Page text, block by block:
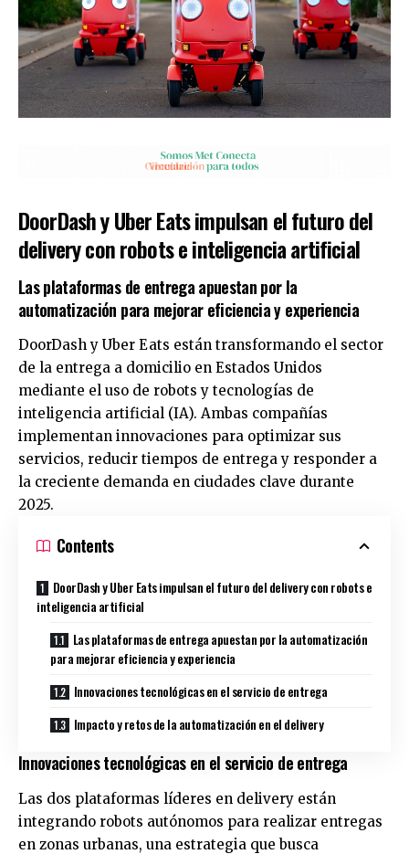
DoorDash y Uber Eats impulsan el futuro del
delivery con robots e inteligencia artificial
Las plataformas de entrega apuestan por la
automatización para mejorar eficiencia y experiencia
DoorDash y Uber Eats están transformando el sector
de la entrega a domicilio en Estados Unidos
mediante el uso de robots y tecnologías de
inteligencia artificial (IA). Ambas compañías
implementan innovaciones para optimizar sus
servicios, reducir tiempos de entrega y responder a
la creciente demanda en ciudades clave durante
2025.
Contents
DoorDash y Uber Eats impulsan el futuro del delivery con robots e
inteligencia artificial
Las plataformas de entrega apuestan por la automatización
para mejorar eficiencia y experiencia
Innovaciones tecnológicas en el servicio de entrega
Impacto y retos de la automatización en el delivery
Innovaciones tecnológicas en el servicio de entrega
Las dos plataformas líderes en delivery están
integrando robots autónomos para realizar entregas
en zonas urbanas, una estrategia que busca